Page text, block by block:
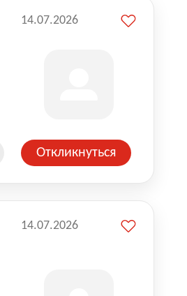
14.07.2026
Откликнуться
14.07.2026